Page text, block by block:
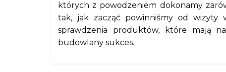
których z powodzeniem dokonamy
tak, jak zacząć powinniśmy od wizyty
sprawdzenia produktów, które mają
budowlany sukces.